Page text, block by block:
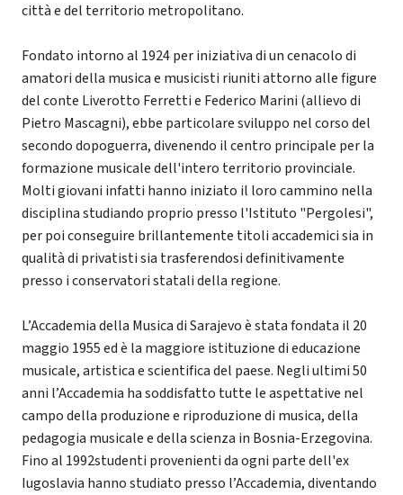
città e del territorio metropolitano.
Fondato intorno al 1924 per iniziativa di un cenacolo di
amatori della musica e musicisti riuniti attorno alle figure
del conte Liverotto Ferretti e Federico Marini (allievo di
Pietro Mascagni), ebbe particolare sviluppo nel corso del
secondo dopoguerra, divenendo il centro principale per la
formazione musicale dell'intero territorio provinciale.
Molti giovani infatti hanno iniziato il loro cammino nella
disciplina studiando proprio presso l'Istituto "Pergolesi",
per poi conseguire brillantemente titoli accademici sia in
qualità di privatisti sia trasferendosi definitivamente
presso i conservatori statali della regione.
L’Accademia della Musica di Sarajevo è stata fondata il 20
maggio 1955 ed è la maggiore istituzione di educazione
musicale, artistica e scientifica del paese. Negli ultimi 50
anni l’Accademia ha soddisfatto tutte le aspettative nel
campo della produzione e riproduzione di musica, della
pedagogia musicale e della scienza in Bosnia-Erzegovina.
Fino al 1992studenti provenienti da ogni parte dell'ex
Iugoslavia hanno studiato presso l’Accademia, diventando